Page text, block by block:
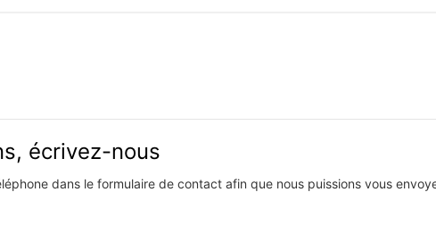
écrivez-nous
dans le formulaire de contact afin que nous puissions vous